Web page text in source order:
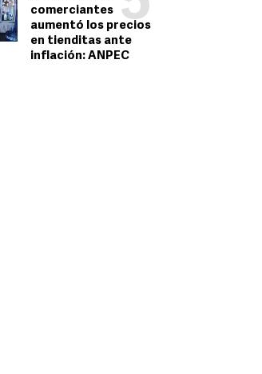
comerciantes
aumentó los precios
en tienditas ante
inflación: ANPEC